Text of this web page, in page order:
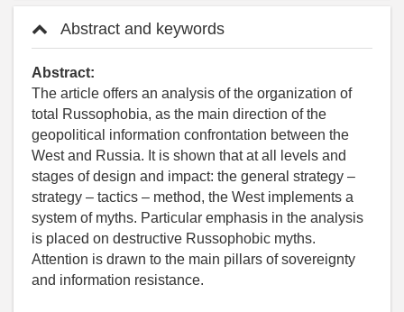
Abstract and keywords
Abstract:
The article offers an analysis of the organization of
total Russophobia, as the main direction of the
geopolitical information confrontation between the
West and Russia. It is shown that at all levels and
stages of design and impact: the general strategy –
strategy – tactics – method, the West implements a
system of myths. Particular emphasis in the analysis
is placed on destructive Russophobic myths.
Attention is drawn to the main pillars of sovereignty
and information resistance.